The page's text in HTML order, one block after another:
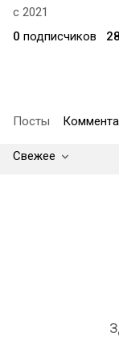
с 2021
0 подписчиков 28
Посты
Свежее